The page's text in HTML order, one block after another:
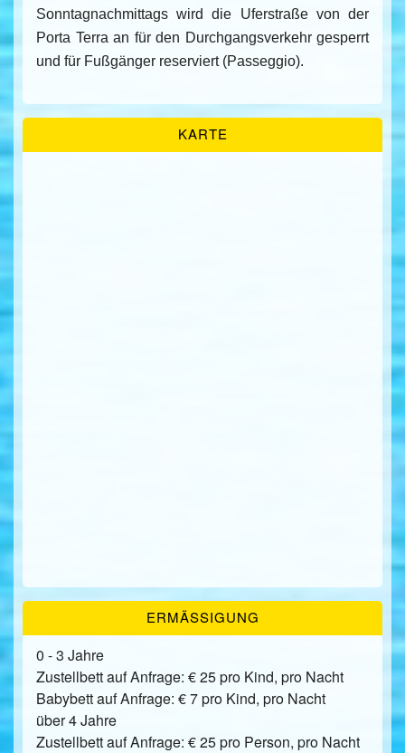
Sonntagnachmittags wird die Uferstraße von der
Porta Terra an für den Durchgangsverkehr gesperrt
und für Fußgänger reserviert (Passeggio).
KARTE
ERMÄSSIGUNG
0 - 3 Jahre
Zustellbett auf Anfrage: € 25 pro Kind, pro Nacht
Babybett auf Anfrage: € 7 pro Kind, pro Nacht
über 4 Jahre
Zustellbett auf Anfrage: € 25 pro Person, pro Nacht